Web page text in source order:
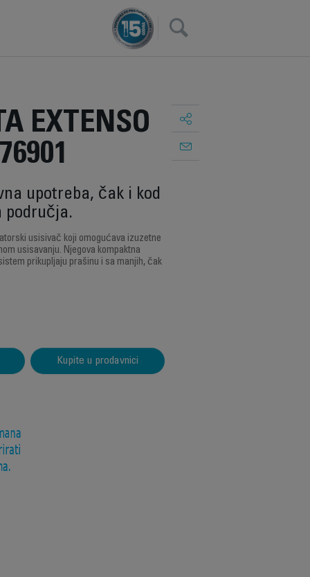
×
EXTENSO
upotreba, čak i kod
područja.
usisivač koji omogućava izuzetne
usisavanju. Njegova kompaktna
prikupljaju prašinu i sa manjih, čak
Kupite u prodavnici